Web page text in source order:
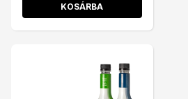
KOSÁRBA